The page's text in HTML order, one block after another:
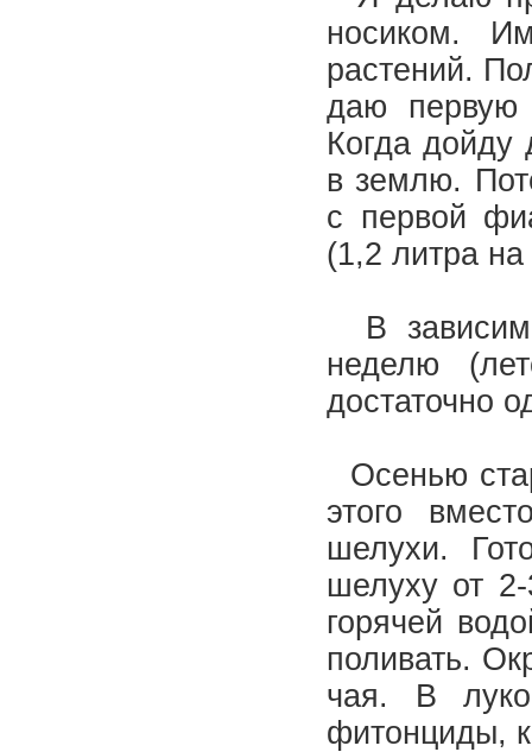
носиком.
растений.
даю первую
Когда дойду
в землю.
с первой
(1,2 литра
В
неделю
достаточно
Осенью
этого
шелухи.
шелуху от 2-
горячей
поливать.
чая. В
фитонциды,